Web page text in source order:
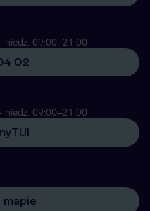
niedz. 09:00–21:00
02
niedz. 09:00–21:00
mapie